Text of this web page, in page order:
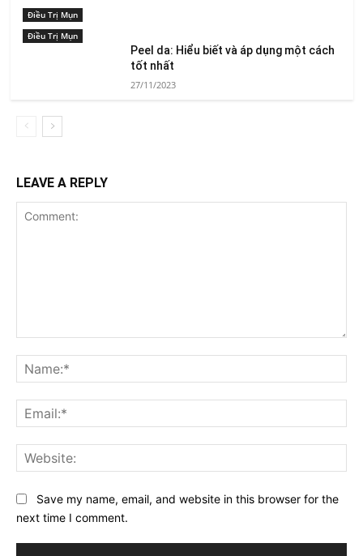
Điều Trị Mụn
Điều Trị Mụn
Peel da: Hiểu biết và áp dụng một cách
tốt nhất
27/11/2023
LEAVE A REPLY
Save my name, email, and website in this browser for the
next time I comment.